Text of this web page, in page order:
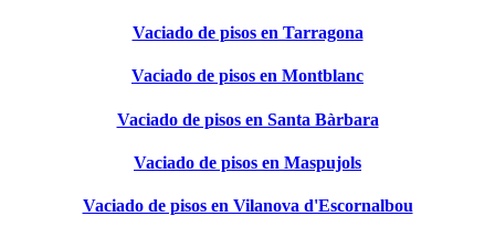
Vaciado de pisos en Tarragona
Vaciado de pisos en Montblanc
Vaciado de pisos en Santa Bàrbara
Vaciado de pisos en Maspujols
Vaciado de pisos en Vilanova d'Escornalbou